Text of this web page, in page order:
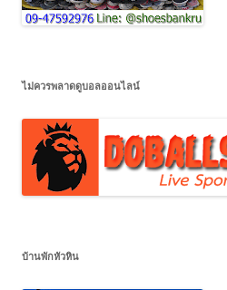
ไม่ควรพลาดดูบอลออนไลน์
บ้านพักหัวหิน